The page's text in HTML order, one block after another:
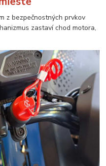
z bezpečnostných prvkov
zastaví chod motora,